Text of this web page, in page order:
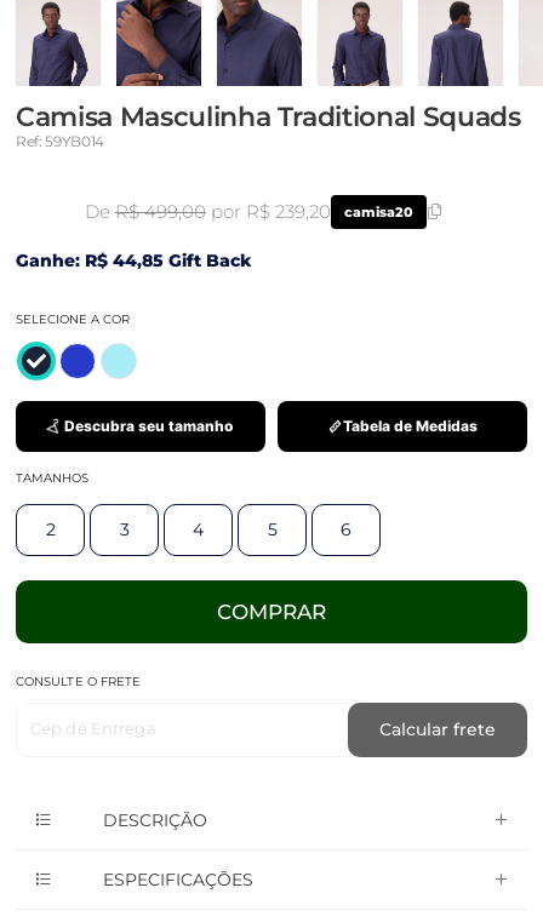
Camisa Masculinha Traditional Squads
Ref: 59YB014
De R$ 499,00por R$ 239,20 camisa20
Ganhe: R$ 44,85 Gift Back
SELECIONE A COR
Descubra seu tamanho Tabela de Medidas
TAMANHOS
2 3 4 5 6
COMPRAR
CONSULTE O FRETE
Cep de Entrega Calcular frete
DESCRIÇÃO
ESPECIFICAÇÕES